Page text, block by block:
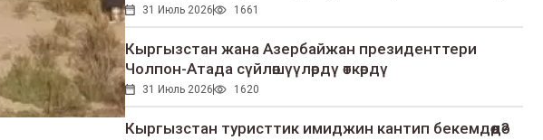
31 Июль 2026 1661
Кыргызстан жана Азербайжан президенттери
Чолпон-Атада сүйлөшүүлөрдү өткөрдү
31 Июль 2026 1620
Кыргызстан туристтик имиджин кантип бекемдөөдө?